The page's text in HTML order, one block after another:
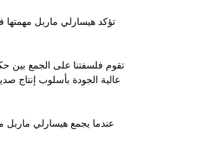
تؤكد هيسارلي ماربل مهمتها
تقوم فلسفتنا على الجمع بين
عالية الجودة بأسلوب إنتاج
عندما يجمع هيسارلي ماربل